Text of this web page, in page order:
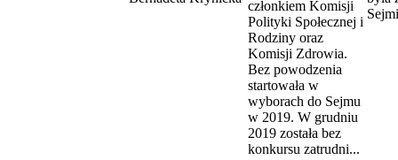
członkiem Komisji
Polityki Społecznej i
Rodziny oraz
Komisji Zdrowia.
Bez powodzenia
startowała w
wyborach do Sejmu
w 2019. W grudniu
2019 została bez
konkursu zatrudni...